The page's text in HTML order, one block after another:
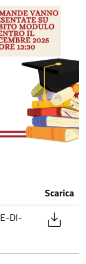
Scarica
DI-